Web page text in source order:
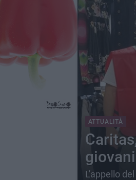
ATTUALITÀ
L'appello